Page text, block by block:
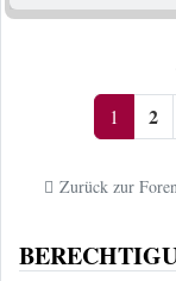
1 2
Zurück zur